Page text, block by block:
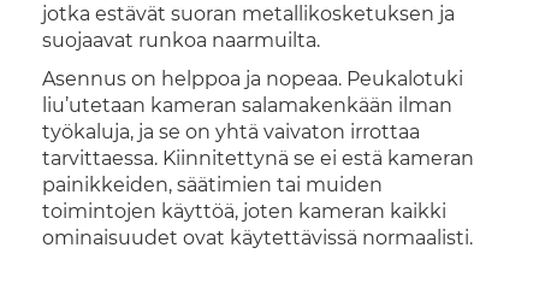
jotka estävät suoran metallikosketuksen ja
suojaavat runkoa naarmuilta.
Asennus on helppoa ja nopeaa. Peukalotuki
liu’utetaan kameran salamakenkään ilman
työkaluja, ja se on yhtä vaivaton irrottaa
tarvittaessa. Kiinnitettynä se ei estä kameran
painikkeiden, säätimien tai muiden
toimintojen käyttöä, joten kameran kaikki
ominaisuudet ovat käytettävissä normaalisti.